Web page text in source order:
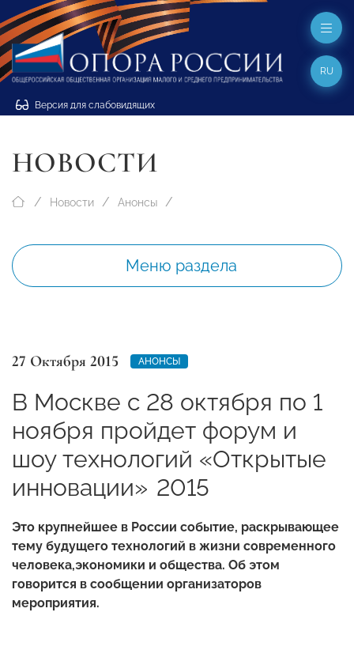
Версия для слабовидящих
RU
НОВОСТИ
Новости Анонсы
Меню раздела
27 Октября 2015 АНОНСЫ
В Москве с 28 октября по 1
ноября пройдет форум и
шоу технологий «Открытые
инновации» 2015
Это крупнейшее в России событие, раскрывающее
тему будущего технологий в жизни современного
человека,экономики и общества. Об этом
говорится в сообщении организаторов
мероприятия.